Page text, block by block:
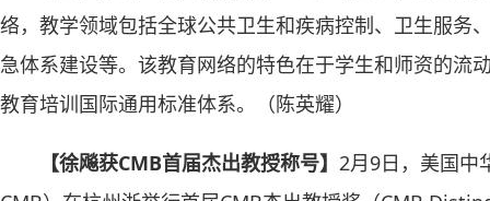
络，教学领域包括全球公共卫生和疾病控制、卫生服务
急体系建设等。该教育网络的特色在于学生和师资的流
教育培训国际通用标准体系。（陈英耀）
【徐飚获CMB首届杰出教授称号】 2月9日，美国中